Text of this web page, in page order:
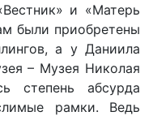
и «Матерь
были приобретены
а у Даниила
– Музея Николая
степень абсурда
рамки. Ведь